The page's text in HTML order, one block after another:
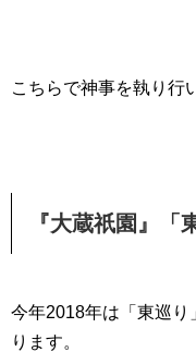
こちらで神事を執り行
『大蔵祇園』「
今年2018年は「東巡り
ります。